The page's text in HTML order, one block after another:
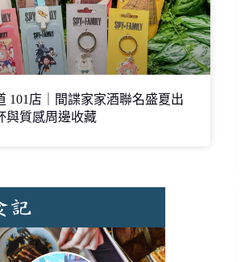
101店｜間諜家家酒聯名盛夏出
與質感周邊收藏